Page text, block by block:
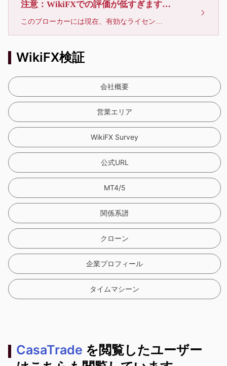
9
注意：WikiFXでの評価が低すぎます、利用しないでください
このブローカーには現在、有効なライセンスが確認されていません。リスクにご注意下さい！
WikiFX検証
会社概要
営業エリア
WikiFX Survey
公式URL
MT4/5
関係系譜
クローン
企業プロフィール
タイムマシーン
CasaTrade を閲覧したユーザー